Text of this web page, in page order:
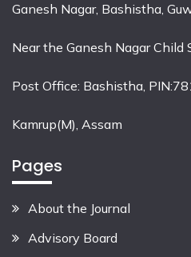
Ganesh Nagar, Bashistha,
Near the Ganesh Nagar Child
Post Office: Bashistha,
Kamrup(M), Assam
Pages
About the Journal
Advisory Board